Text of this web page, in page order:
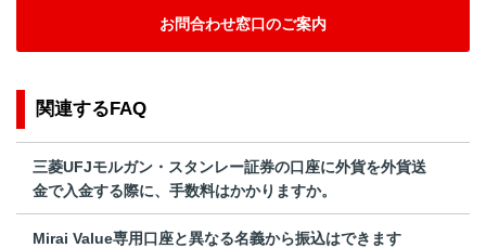
お問合わせ窓口のご案内
関連するFAQ
三菱UFJモルガン・スタンレー証券の口座に外貨を外貨送
金で入金する際に、手数料はかかりますか。
Mirai Value専用口座と異なる名義から振込はできます